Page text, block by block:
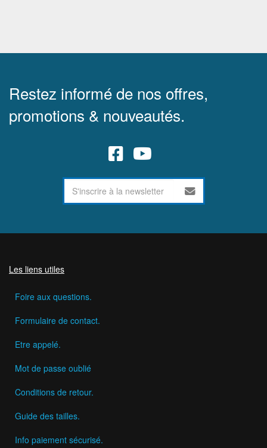
Restez informé de nos offres,
promotions & nouveautés.
Les liens utiles
Foire aux questions.
Formulaire de contact.
Etre appelé.
Mot de passe oublié
Conditions de retour.
Guide des tailles.
Info paiement sécurisé.